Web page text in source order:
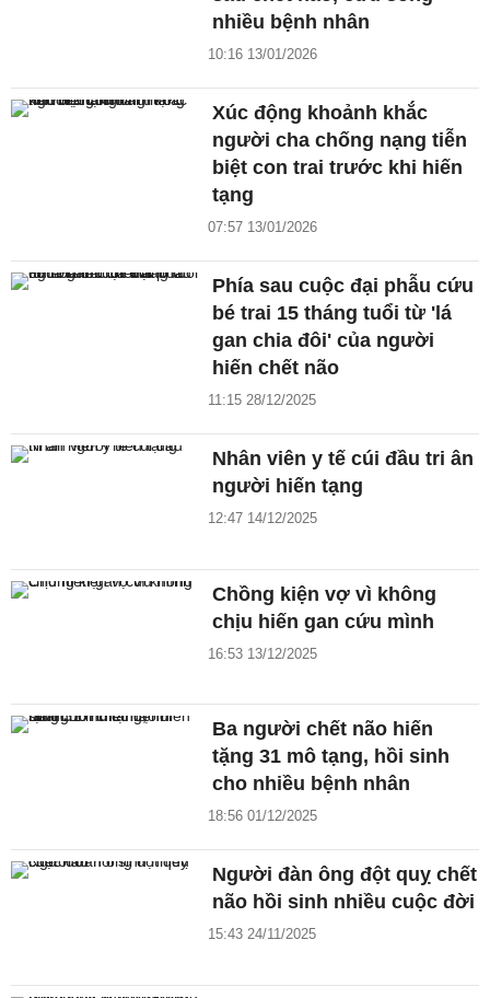
nhiều bệnh nhân
10:16 13/01/2026
Xúc động khoảnh khắc
người cha chống nạng tiễn
biệt con trai trước khi hiến
tạng
07:57 13/01/2026
Phía sau cuộc đại phẫu cứu
bé trai 15 tháng tuổi từ 'lá
gan chia đôi' của người
hiến chết não
11:15 28/12/2025
Nhân viên y tế cúi đầu tri ân
người hiến tạng
12:47 14/12/2025
Chồng kiện vợ vì không
chịu hiến gan cứu mình
16:53 13/12/2025
Ba người chết não hiến
tặng 31 mô tạng, hồi sinh
cho nhiều bệnh nhân
18:56 01/12/2025
Người đàn ông đột quỵ chết
não hồi sinh nhiều cuộc đời
15:43 24/11/2025